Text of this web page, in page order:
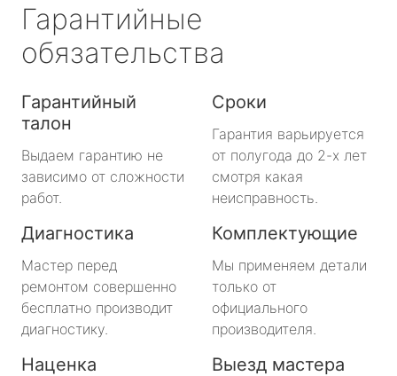
Гарантийные
обязательства
Гарантийный
талон
Выдаем гарантию не
зависимо от сложности
работ.
Сроки
Гарантия варьируется
от полугода до 2-х лет
смотря какая
неисправность.
Диагностика
Мастер перед
ремонтом совершенно
бесплатно производит
диагностику.
Комплектующие
Мы применяем детали
только от
официального
производителя.
Наценка Выезд мастера